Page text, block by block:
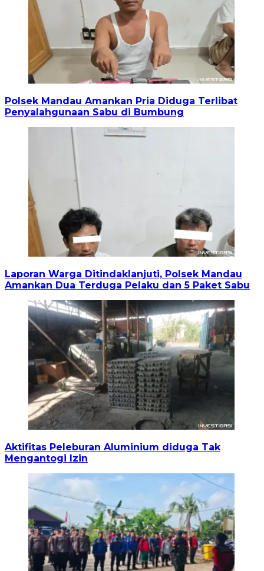
Polsek Mandau Amankan Pria Diduga Terlibat
Penyalahgunaan Sabu di Bumbung
Laporan Warga Ditindaklanjuti, Polsek Mandau
Amankan Dua Terduga Pelaku dan 5 Paket Sabu
Aktifitas Peleburan Aluminium diduga Tak
Mengantogi Izin